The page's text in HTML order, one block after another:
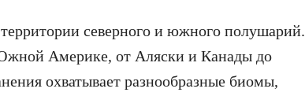
северного и южного полушарий.
Америке, от Аляски и Канады до
охватывает разнообразные биомы,